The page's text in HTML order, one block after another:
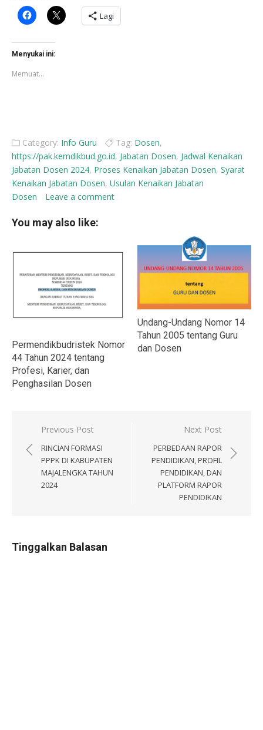
Klik
untuk
Facebook(Membuka
di
jendela
baru)
Klik
untuk
berbagi
Lagi
Menyukai ini:
Memuat...
Category: Info Guru Tag: Dosen,
https://pak.kemdikbud.go.id, Jabatan Dosen, Jadwal Kenaikan
Jabatan Dosen 2024, Proses Kenaikan Jabatan Dosen, Syarat
Kenaikan Jabatan Dosen, Usulan Kenaikan Jabatan
Dosen
Leave a comment
You may also like:
Permendikbudristek Nomor
44 Tahun 2024 tentang
Profesi, Karier, dan
Penghasilan Dosen
Undang-Undang Nomor 14
Tahun 2005 tentang Guru
dan Dosen
Navigasi
pos
Previous Post
RINCIAN FORMASI
PPPK DI KABUPATEN
MAJALENGKA TAHUN
2024
Next Post
PERBEDAAN RAPOR
PENDIDIKAN, PROFIL
PENDIDIKAN, DAN
PLATFORM RAPOR
PENDIDIKAN
Tinggalkan Balasan